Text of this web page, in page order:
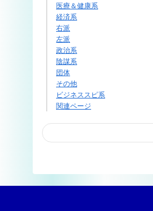
医療＆健康系
経済系
右派
左派
政治系
陰謀系
団体
その他
ビジネススピ系
関連ページ